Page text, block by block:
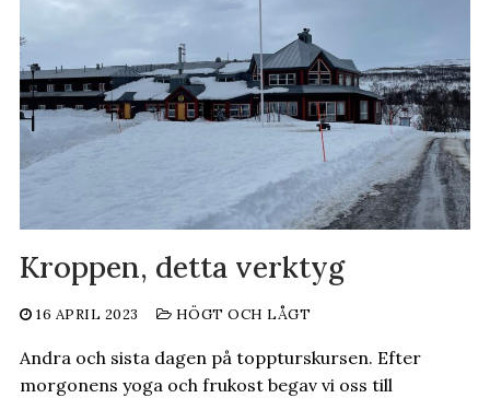
Kroppen, detta verktyg
16 APRIL 2023 HÖGT OCH LÅGT
Andra och sista dagen på toppturskursen. Efter
morgonens yoga och frukost begav vi oss till